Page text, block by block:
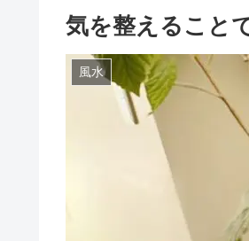
気を整えること
風水